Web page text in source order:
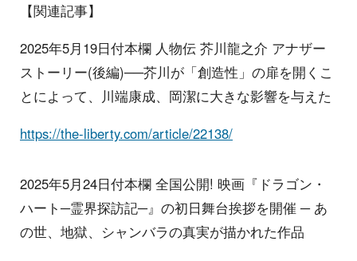
【関連記事】
2025年5月19日付本欄 人物伝 芥川龍之介 アナザー
ストーリー(後編)──芥川が「創造性」の扉を開くこ
とによって、川端康成、岡潔に大きな影響を与えた
https://the-liberty.com/article/22138/
2025年5月24日付本欄 全国公開! 映画『ドラゴン・
ハート─霊界探訪記─』の初日舞台挨拶を開催 ─ あ
の世、地獄、シャンバラの真実が描かれた作品